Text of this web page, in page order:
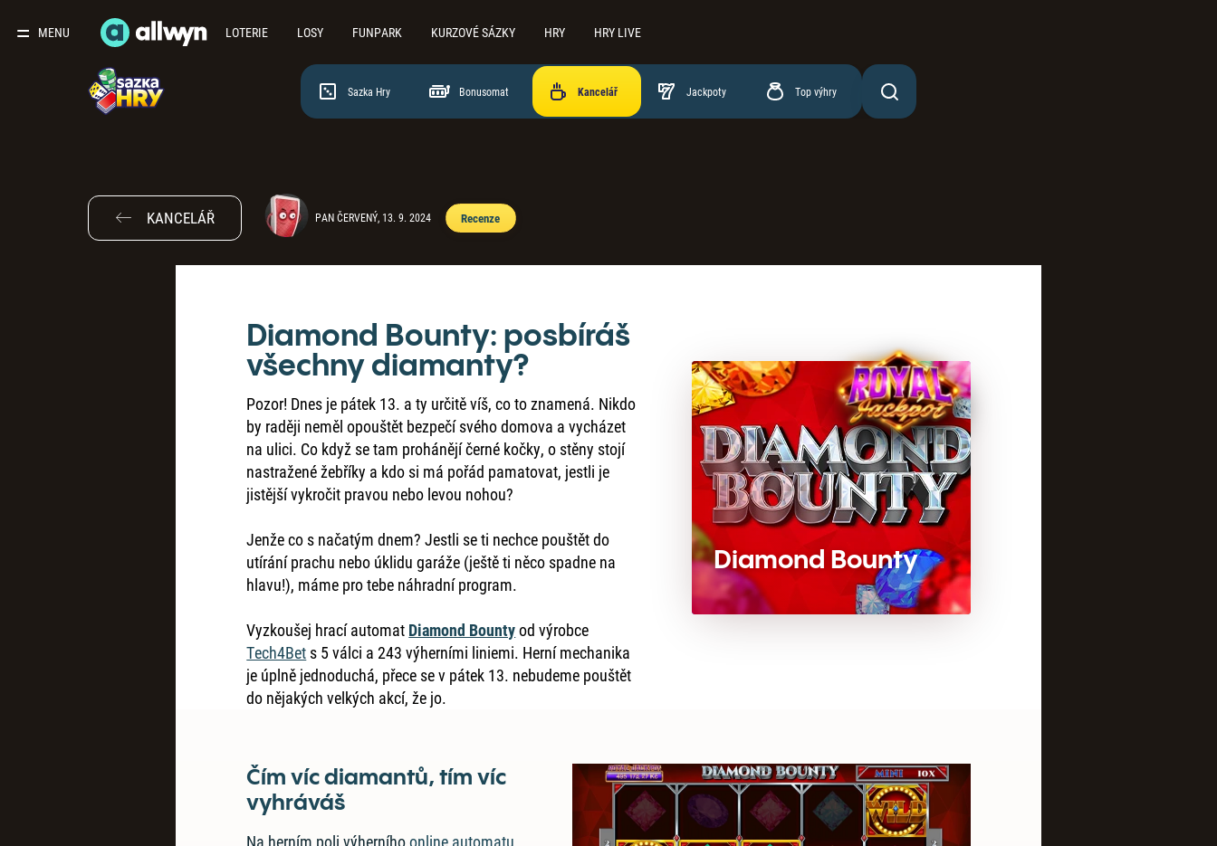
MENU LOTERIE LOSY FUNPARK KURZOVÉ SÁZKY HRY HRY LIVE
Sazka Hry Bonusomat Jackpoty Top výhry
KANCELÁŘ PAN ČERVENÝ, 13. 9. 2024 Recenze
Diamond Bounty: posbíráš
všechny diamanty?
Pozor! Dnes je pátek 13. a ty určitě víš, co to znamená. Nikdo
by raději neměl opouštět bezpečí svého domova a vycházet
na ulici. Co když se tam prohánějí černé kočky, o stěny stojí
nastražené žebříky a kdo si má pořád pamatovat, jestli je
jistější vykročit pravou nebo levou nohou?
Jenže co s načatým dnem? Jestli se ti nechce pouštět do
utírání prachu nebo úklidu garáže (ještě ti něco spadne na
hlavu!), máme pro tebe náhradní program.
Vyzkoušej hrací automat Diamond Bountyod výrobce
Tech4Bet s 5 válci a 243 výherními liniemi. Herní mechanika
je úplně jednoduchá, přece se v pátek 13. nebudeme pouštět
do nějakých velkých akcí, že jo.
Diamond Bounty
Čím víc diamantů, tím víc
vyhráváš
Na herním poli výherníhoonline automatu